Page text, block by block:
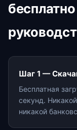
Шаг 1 —
Бесплатная
секунд.
никакой